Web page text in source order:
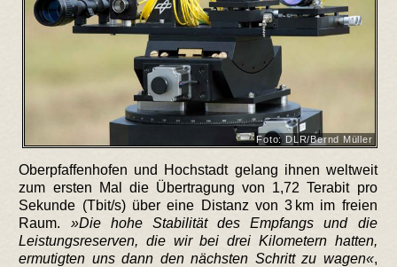
Foto: DLR/Bernd Müller
Oberpfaffenhofen und Hochstadt gelang ihnen weltweit
zum ersten Mal die Übertragung von 1,72 Terabit pro
Sekunde (Tbit/s) über eine Distanz von 3 km im freien
Raum.
Die hohe Stabilität des Empfangs und die
Leistungsreserven, die wir bei drei Kilometern hatten,
ermutigten uns dann den nächsten Schritt zu wagen ,